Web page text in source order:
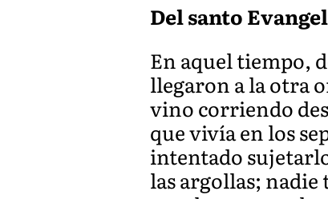
Del santo
En aquel tiempo,
llegaron a la otra
vino corriendo
que vivía en los
intentado
las argollas; nadie